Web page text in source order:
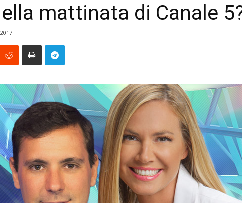
mattinata di Canale